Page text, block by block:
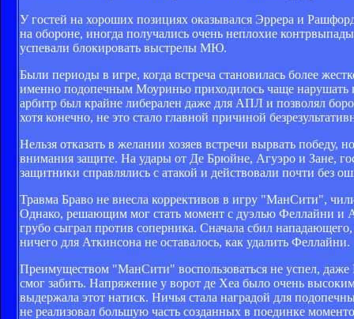
У гостей на хороших позициях оказывался Эррера и
на обороне, иногда получались очень неплохие
успевали блокировать выстрелы МЮ.
Были периоды в игре, когда встреча становилась более
именно подопечным Моуриньо приходилось чаще нарушать
арбитр был крайне либерален даже для АПЛ и позволял
хотя конечно, не это стало главной причиной
Нельзя отказать в желании хозяев встречи вырвать
внимания защите. На удары от Де Брюйне, Агуэро и Зане,
защитники справлялись с атакой и действовали почти без
Травма Браво не внесла коррективов в игру "МанСити",
Однако, решающим мог стать момент с дуэлью Феллайни и
грубо сыграл против соперника. Сначала сбил
ничего для Аткинсона не оставалось, как удалить Феллайни.
Преимуществом "МанСити" воспользоваться не успел,
смог забить. Напряжение у ворот де Хеа было очень
выдержала этот натиск. Ничья стала наградой для
не реализовал большую часть созданных в поединке